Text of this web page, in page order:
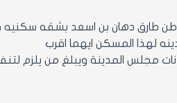
لهذا المسكن ايهما اقرب